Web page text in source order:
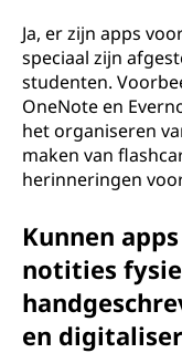
Ja, er zijn apps
speciaal zijn
studenten.
OneNote en
het organiseren
maken van
herinneringen
Kunnen
notities
en